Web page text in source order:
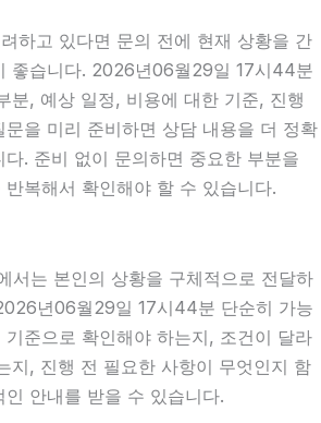
하고 있다면 문의 전에 현재 상황을 간
좋습니다. 2026년06월29일 17시44분
분, 예상 일정, 비용에 대한 기준, 진행
을 미리 준비하면 상담 내용을 더 정확
. 준비 없이 문의하면 중요한 부분을
복해서 확인해야 할 수 있습니다.
서는 본인의 상황을 구체적으로 전달하
년06월29일 17시44분 단순히 가능
준으로 확인해야 하는지, 조건이 달라
지, 진행 전 필요한 사항이 무엇인지 함
안내를 받을 수 있습니다.